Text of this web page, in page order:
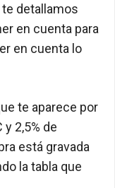
te detallamos
en cuenta para
en cuenta lo
te aparece por
2,5% de
está gravada
la tabla que